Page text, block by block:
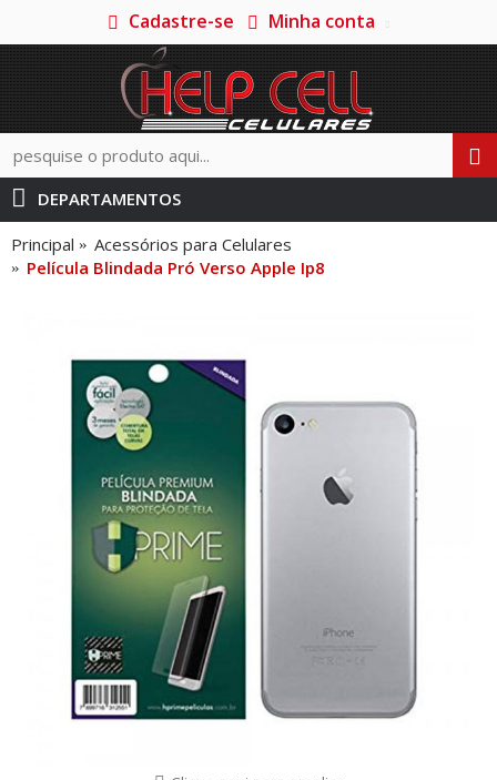
Cadastre-se Minha conta
DEPARTAMENTOS
Principal
Acessórios para Celulares
Película Blindada Pró Verso Apple Ip8